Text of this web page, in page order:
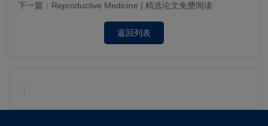
下一篇： Reproductive Medicine | 精选论文免费阅读
返回列表